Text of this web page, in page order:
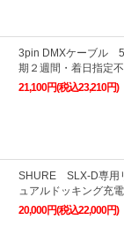
3pin DMXケーブル
期２週間・着日指定不
21,100円(税込23,210円)
SHURE SLX-D専用
ュアルドッキング充
20,000円(税込22,000円)